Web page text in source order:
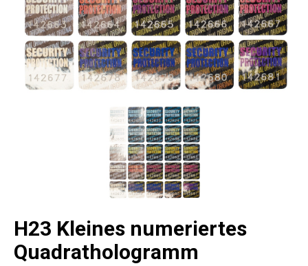
H23 Kleines numeriertes
Quadrathologramm